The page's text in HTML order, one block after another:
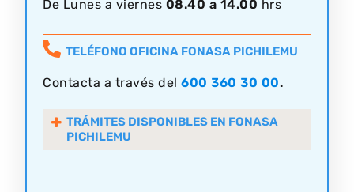
De Lunes a viernes 08.40 a 14.00 hrs
TELÉFONO OFICINA FONASA PICHILEMU
Contacta a través del 600 360 30 00.
TRÁMITES DISPONIBLES EN FONASA
PICHILEMU